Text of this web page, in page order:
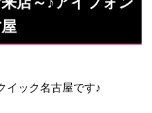
イック名古屋です♪